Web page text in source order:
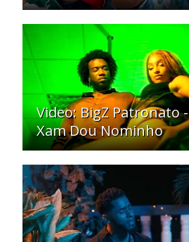
Video: BigZ Patronato -
Xam Dou Nominho